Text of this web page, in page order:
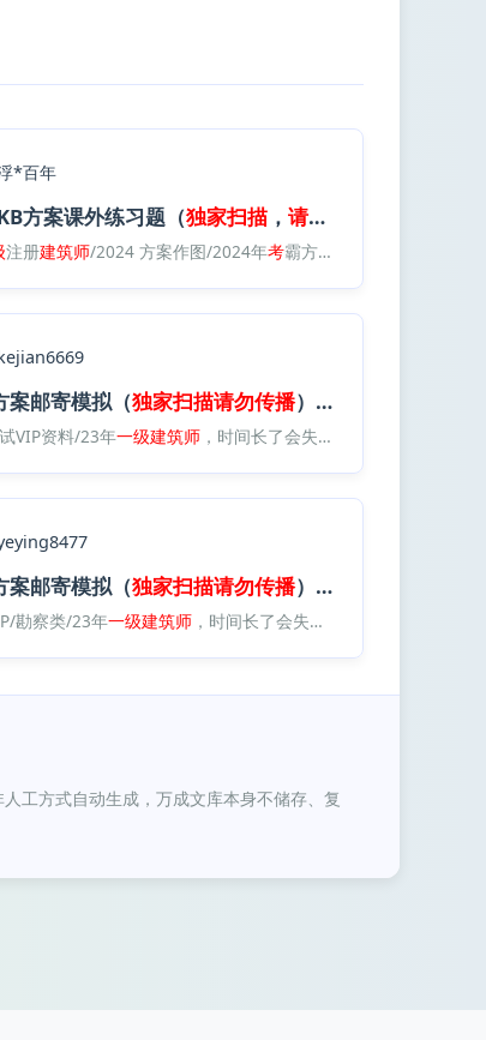
).pdf
2025零销一级册建筑师核心考案
*百年
方案课外练习题（独家扫描 ，请勿
注册建筑师/2024 方案作图/2024年考霸方案/文本资料/2024KB方案课外练习题（
案邮寄模拟（独家扫描请勿传播）. pdf
VIP资料/23年一级建筑师 ，时间长了会失效，加qq群：713629460/22年课程/22方案作图/KB（推荐）/模拟题
寄模拟（独家扫描请勿传播）.pdf
案邮寄模拟（独家扫描请勿传播）. pdf
勘察类/23年一级建筑师 ，时间长了会失效，加qq群：713629460/22年课程/22方案作图/KB（推荐）/模拟题
工方式自动生成，万成文库本身不储存、复